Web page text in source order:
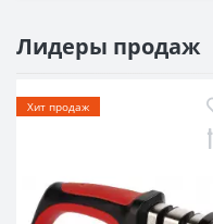
Лидеры продаж
Хит продаж